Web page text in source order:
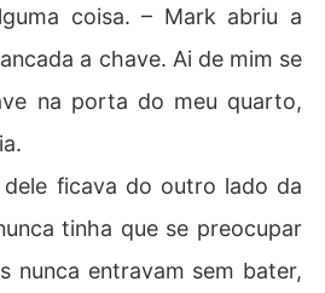
coisa. – Mark abriu a
a chave. Ai de mim se
na porta do meu quarto,
ficava do outro lado da
tinha que se preocupar
nunca entravam sem bater,